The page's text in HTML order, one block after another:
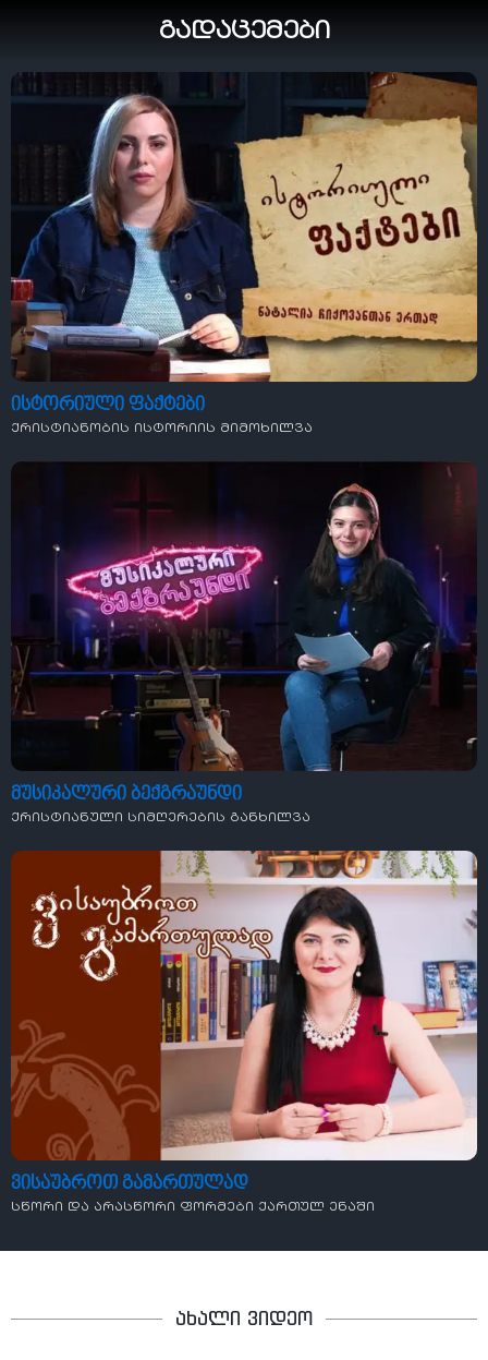
გადაცემები
ისტორიული ფაქტები
ქრისტიანობის ისტორიის მიმოხილვა
მუსიკალური ბექგრაუნდი
ქრისტიანული სიმღერების განხილვა
ვისაუბროთ გამართულად
სწორი და არასწორი ფორმები ქართულ ენაში
ახალი ვიდეო